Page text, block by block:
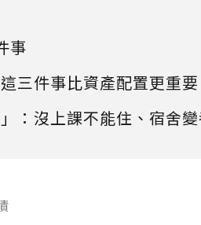
事
三件事比資產配置更重要
：沒上課不能住、宿舍